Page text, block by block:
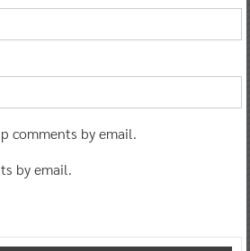
comments by email.
by email.